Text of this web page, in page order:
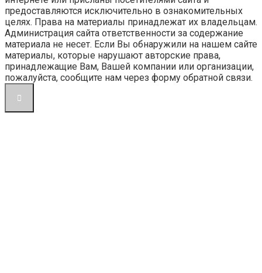
предоставляются исключительно в ознакомительных
целях. Права на материалы принадлежат их владельцам.
Администрация сайта ответственности за содержание
материала не несет. Если Вы обнаружили на нашем сайте
материалы, которые нарушают авторские права,
принадлежащие Вам, Вашей компании или организации,
пожалуйста, сообщите нам через форму обратной связи.